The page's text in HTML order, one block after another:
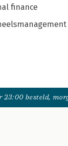
finance
23:00 besteld,